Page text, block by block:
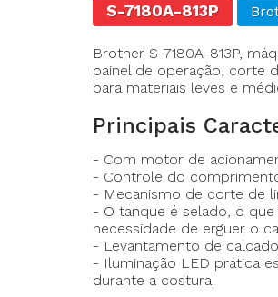
S-7180A-813P
Brother S-7180A-813P,
painel de operação, corte
para materiais leves e
Principais
- Com motor de
- Controle do
- Mecanismo de corte de
- O tanque é selado, o
necessidade de erguer o
- Levantamento de
- Iluminação LED prática
durante a costura.
- Velocidade máxima de
- Velocidade máxima do
- Comprimento máximo
- Mecanismo de corte
- Prensador de linha:
- Interruptor manual:
- Iluminação LED: